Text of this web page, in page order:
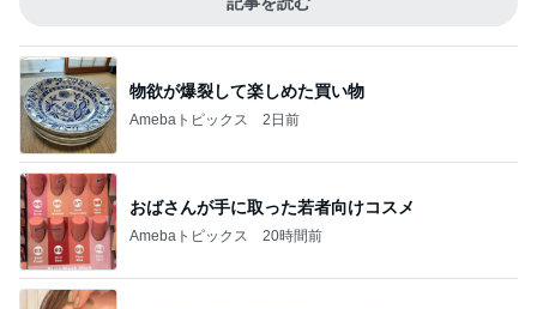
物欲が爆裂して楽しめた買い物
Amebaトピックス 2日前
おばさんが手に取った若者向けコスメ
Amebaトピックス 20時間前